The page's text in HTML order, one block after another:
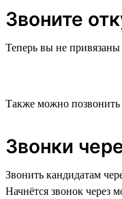
Звоните
Теперь вы не
Также можно позвонить
Звонки
Звонить кандидатам
Начнётся звонок через